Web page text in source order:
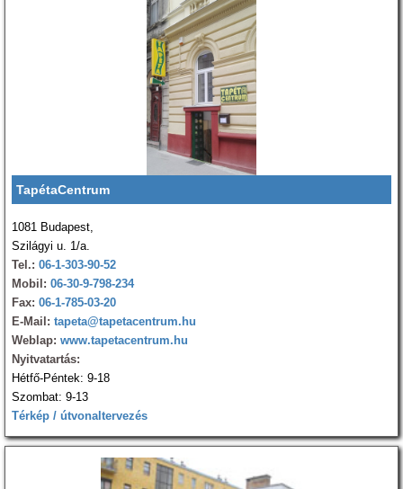
TapétaCentrum
1081 Budapest,
Szilágyi u. 1/a.
Tel.: 06-1-303-90-52
Mobil: 06-30-9-798-234
Fax: 06-1-785-03-20
E-Mail: tapeta@tapetacentrum.hu
Weblap: www.tapetacentrum.hu
Nyitvatartás:
Hétfő-Péntek: 9-18
Szombat: 9-13
Térkép / útvonaltervezés